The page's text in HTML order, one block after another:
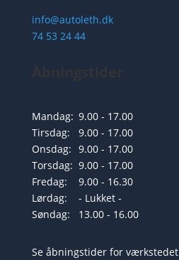
info@autoleth.dk
74 53 24 44
Mandag: 9.00 - 17.00
Tirsdag:
9.00 - 17.00
Onsdag: 9.00 - 17.00
Torsdag: 9.00 - 17.00
Fredag:
9.00 - 16.30
Lørdag:
- Lukket -
Søndag:
13.00 - 16.00
Se åbningstider for værkstedet